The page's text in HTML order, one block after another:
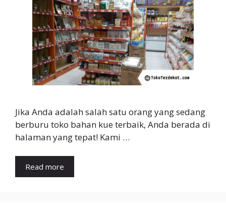
Jika Anda adalah salah satu orang yang sedang
berburu toko bahan kue terbaik, Anda berada di
halaman yang tepat! Kami …
Read more